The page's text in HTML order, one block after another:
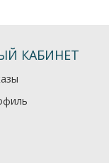
КАБИНЕТ